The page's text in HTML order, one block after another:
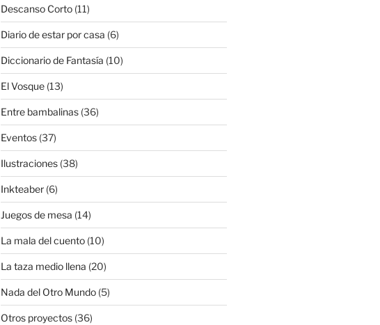
Descanso Corto(11)
Diario de estar por casa (6)
Diccionario de Fantasía (10)
El Vosque(13)
Entre bambalinas(36)
Eventos(37)
Ilustraciones(38)
Inkteaber(6)
Juegos de mesa (14)
La mala del cuento(10)
La taza medio llena (20)
Nada del Otro Mundo(5)
Otros proyectos(36)